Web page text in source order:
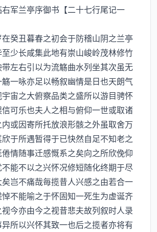
兰亭序御书【二十七行尾记一
丑暮春之初会于防稽山阴之兰亭
少长咸集此地有崇山峻岭茂林修竹
左右引以为流觞曲水列坐其次虽无
一咏亦足以畅叙幽情是日也天朗气
宙之大俯察品类之盛所以游目骋怀
可乐也夫人之相与俯仰一世或取诸
或因寄所托放浪形骸之外虽取舍万
于所遇暂得于已快然自足不知老之
情随事迁感慨系之矣向之所欣俛仰
能不以之兴怀况修短随化终期于尽
岂不痛哉毎揽昔人兴感之由若合一
不能喻之于怀固知一死生为虚诞齐
今亦由今之视昔悲夫故列叙时人录
所以兴怀其致一也后之揽者亦将有